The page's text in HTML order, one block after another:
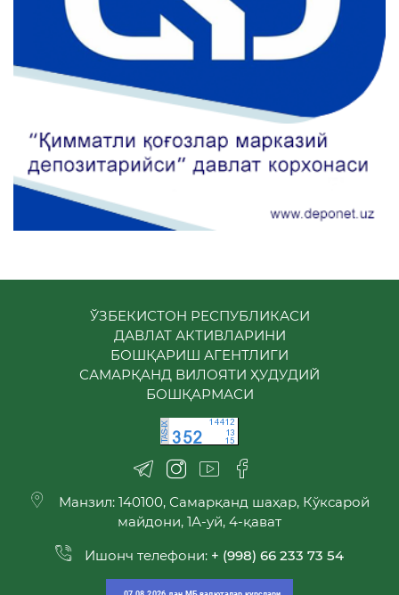
ЎЗБЕКИСТОН РЕСПУБЛИКАСИ
ДАВЛАТ АКТИВЛАРИНИ
БОШҚАРИШ АГЕНТЛИГИ
САМАРҚАНД ВИЛОЯТИ ҲУДУДИЙ
БОШҚАРМАСИ
Манзил: 140100, Самарқанд шаҳар, Кўксарой
майдони, 1А-уй, 4-қават
Ишонч телефони: + (998) 66 233 73 54